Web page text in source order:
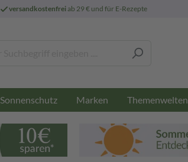
versandkostenfreiab 29 € und für E-Rezepte
Sonnenschutz Marken Themenwelten